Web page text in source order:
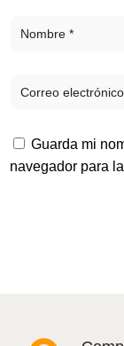
Guarda mi
navegador para